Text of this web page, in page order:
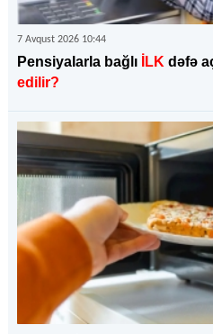
7 Avqust 2026 10:44
Pensiyalarla bağlı İLK dəfə
edilir?